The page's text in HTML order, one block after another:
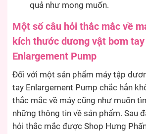
quả như mong muốn.
Một số câu hỏi thắc mắc về
kích thước dương vật bơm
Enlargement Pump
Đối với một sản phẩm máy tập
tay Enlargement Pump chắc hẳn
thắc mắc về máy cũng như muốn
những thông tin về sản phẩm. Sau
hỏi thắc mắc được Shop Hưng